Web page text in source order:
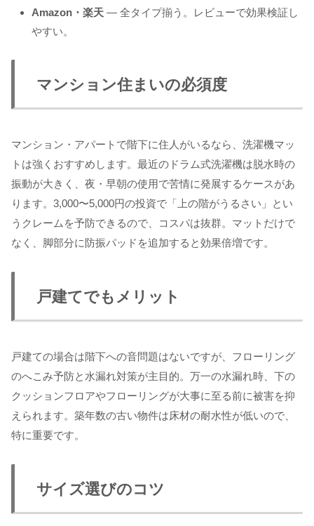
Amazon・楽天 — 全タイプ揃う。レビューで効果検証し
やすい。
マンション住まいの必須度
マンション・アパートで階下に住人がいるなら、洗濯機マッ
トは強くおすすめします。最近のドラム式洗濯機は脱水時の
振動が大きく、夜・早朝の使用で苦情に発展するケースがあ
ります。3,000〜5,000円の投資で「上の階がうるさい」とい
うクレームを予防できるので、コスパは抜群。マットだけで
なく、脚部分に防振パッドを追加すると効果倍増です。
戸建てでもメリット
戸建ての場合は階下への音問題はないですが、フローリング
のへこみ予防と水漏れ対策が主目的。万一の水漏れ時、下の
クッションフロアやフローリングが大事に至る前に被害を抑
えられます。築年数の古い物件は床材の耐水性が低いので、
特に重要です。
サイズ選びのコツ